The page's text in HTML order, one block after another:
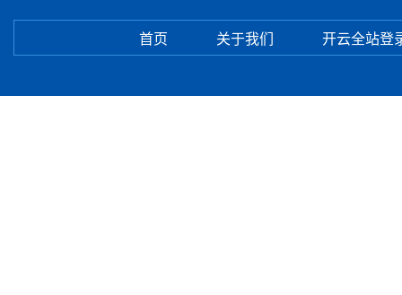
首页 关于我们 开云全站登